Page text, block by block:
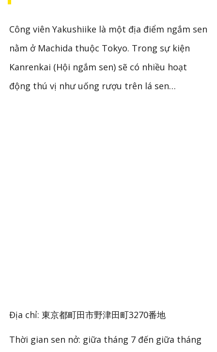
Công viên Yakushiike là một địa điểm ngắm sen
nằm ở Machida thuộc Tokyo. Trong sự kiện
Kanrenkai (Hội ngắm sen) sẽ có nhiều hoạt
động thú vị như uống rượu trên lá sen…
Địa chỉ: 東京都町田市野津田町3270番地
Thời gian sen nở: giữa tháng 7 đến giữa tháng